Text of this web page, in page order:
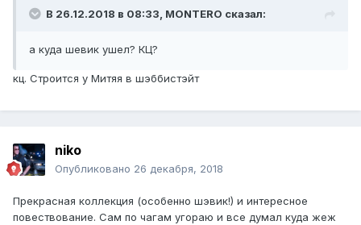
В 26.12.2018 в 08:33, MONTERO сказал:
а куда шевик ушел? КЦ?
кц. Строится у Митяя в шэббистэйт
niko
Опубликовано 26 декабря, 2018
Прекрасная коллекция (особенно шэвик!) и интересное
повествование. Сам по чагам угораю и все думал куда жеж